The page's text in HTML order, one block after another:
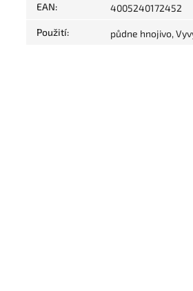
EAN: 4005240172452
Použití: půdne hnojivo,